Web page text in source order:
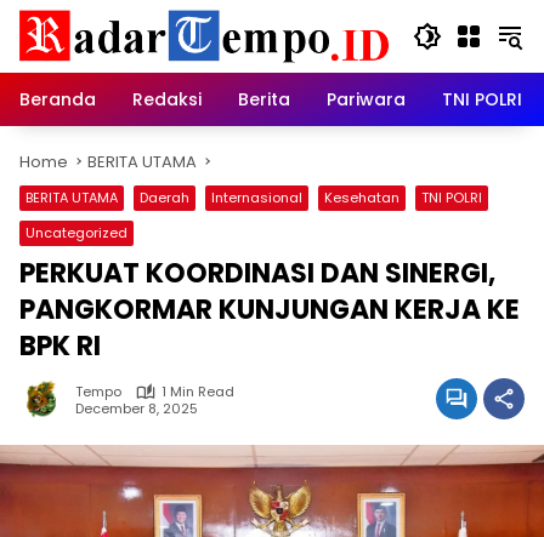
Skip
content
Beranda
Redaksi Berita Pariwara TNI POLRI
Home BERITA UTAMA
BERITA UTAMA Daerah Internasional Kesehatan
TNI POLRI
Uncategorized
PERKUAT KOORDINASI DAN SINERGI,
PANGKORMAR KUNJUNGAN KERJA KE
BPK RI
Tempo
1 Min Read
December 8, 2025